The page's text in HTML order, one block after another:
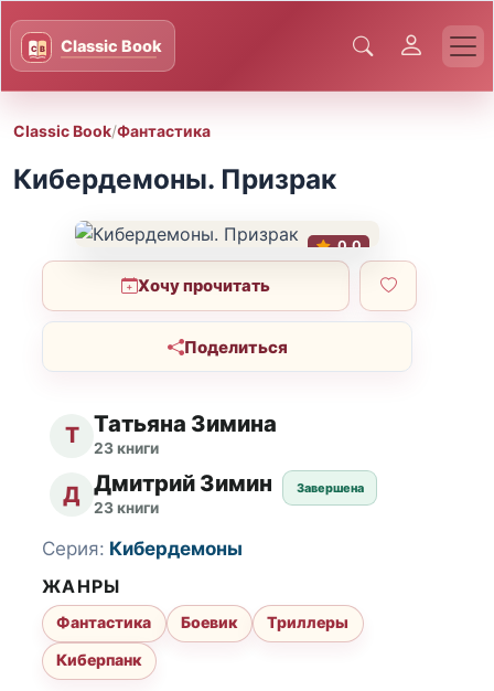
Classic Book/Фантастика
Кибердемоны. Призрак
0.0
Хочу прочитать
Поделиться
Т Татьяна Зимина
23 книги
Д Дмитрий Зимин
23 книги
Завершена
Серия: Кибердемоны
ЖАНРЫ
Фантастика Боевик
Триллеры
Киберпанк